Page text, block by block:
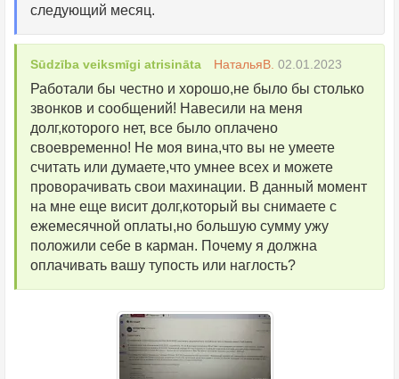
следующий месяц.
Sūdzība veiksmīgi atrisināta НатальяB. 02.01.2023
Работали бы честно и хорошо,не было бы столько
звонков и сообщений! Навесили на меня
долг,которого нет, все было оплачено
своевременно! Не моя вина,что вы не умеете
считать или думаете,что умнее всех и можете
проворачивать свои махинации. В данный момент
на мне еще висит долг,который вы снимаете с
ежемесячной оплаты,но большую сумму ужу
положили себе в карман. Почему я должна
оплачивать вашу тупость или наглость?